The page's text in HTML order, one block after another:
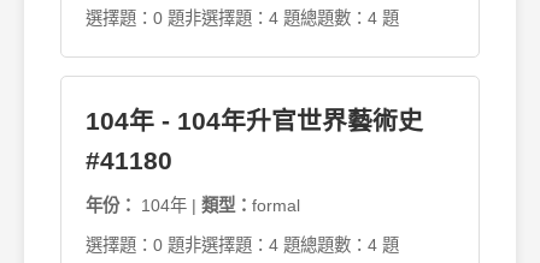
選擇題：0 題非選擇題：4 題總題數：4 題
104年 - 104年升官世界藝術史
#41180
年份： 104年 | 類型： formal
選擇題：0 題非選擇題：4 題總題數：4 題